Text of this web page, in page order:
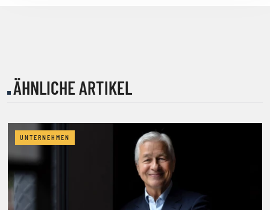
ÄHNLICHE ARTIKEL
UNTERNEHMEN